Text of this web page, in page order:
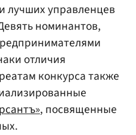
лучших управленцев
номинантов,
отличия
конкурса также
, посвященные